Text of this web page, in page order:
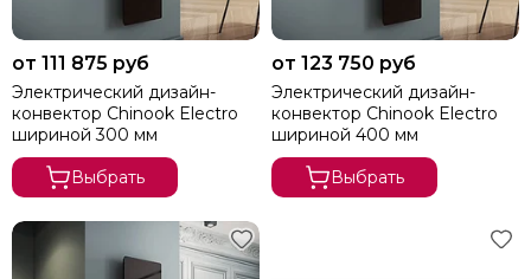
Kampmann
Möhlenhoff
KZTO
от 111 875 руб
Электрический дизайн-
конвектор Chinook Electro
шириной 300 мм
Выбрать
от 123 750 руб
Электрический дизайн-
конвектор Chinook Electro
шириной 400 мм
Выбрать